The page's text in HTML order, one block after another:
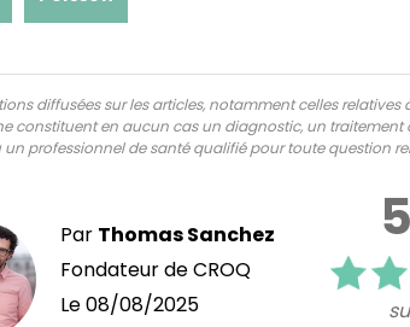
diffusées sur les articles, notamment celles
constituent en aucun cas un diagnostic, un
professionnel de santé qualifié pour toute question
Par Thomas Sanchez
Fondateur de CROQ
Le08/08/2025